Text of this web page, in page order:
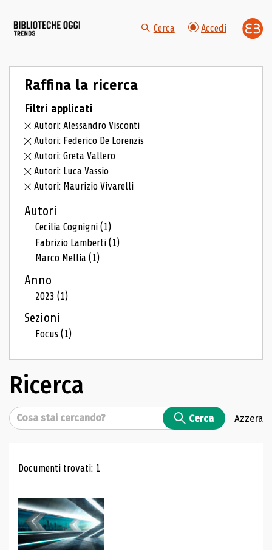
Cerca Accedi
Raffina la ricerca
Filtri applicati
Autori: Alessandro Visconti
Autori: Federico De Lorenzis
Autori: Greta Vallero
Autori: Luca Vassio
Autori: Maurizio Vivarelli
Autori
Cecilia Cognigni(1)
Fabrizio Lamberti(1)
Marco Mellia(1)
Anno
2023(1)
Sezioni
Focus(1)
Ricerca
Cerca Cerca Azzera
Risultati di ricerca
Documenti trovati: 1